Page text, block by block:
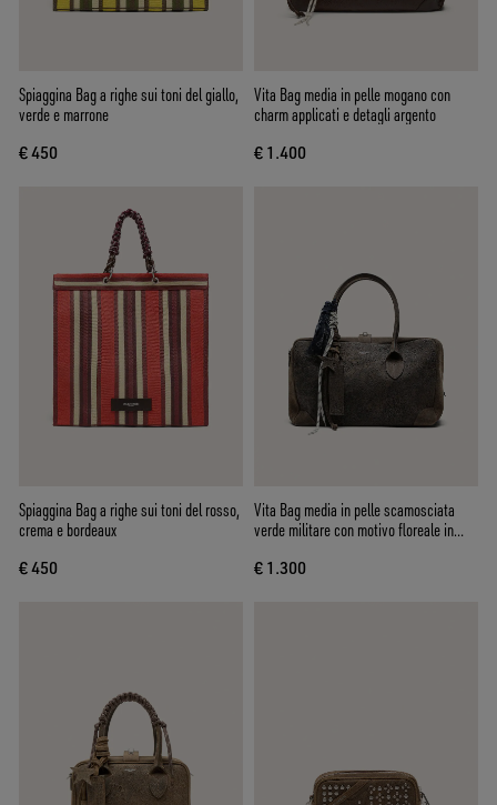
Spiaggina Bag a righe sui toni del giallo,
verde e marrone
€ 450
Vita Bag media in pelle mogano con
charm applicati e detagli argento
€ 1.400
Spiaggina Bag a righe sui toni del rosso,
crema e bordeaux
€ 450
Vita Bag media in pelle scamosciata
verde militare con motivo floreale in
€ 1.300